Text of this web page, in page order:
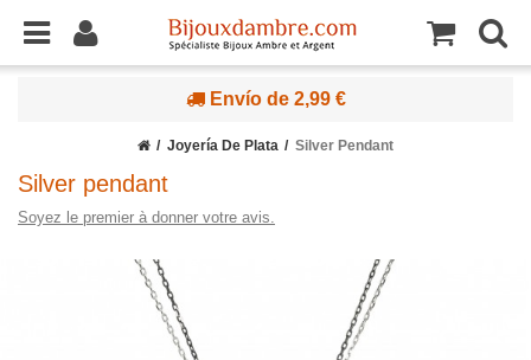
Envío de 2,99 €
Joyería De Plata Silver Pendant
Silver pendant
Soyez le premier à donner votre avis.